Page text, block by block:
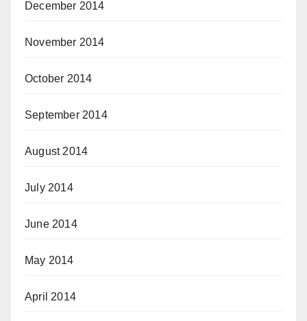
December 2014
November 2014
October 2014
September 2014
August 2014
July 2014
June 2014
May 2014
April 2014